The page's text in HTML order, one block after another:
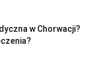
w Chorwacji?